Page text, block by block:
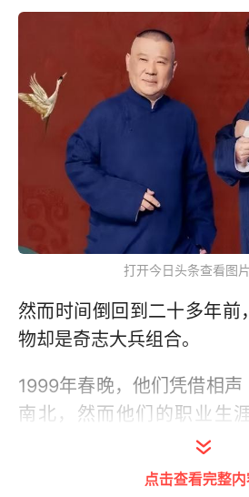
打开今日头条查看图
然而时间倒回到二十多年前
物却是奇志大兵组合。
1999年春晚，他们凭借相
南北，然而他们的职业生
星，短暂地火了一阵就从天
点击查看完整